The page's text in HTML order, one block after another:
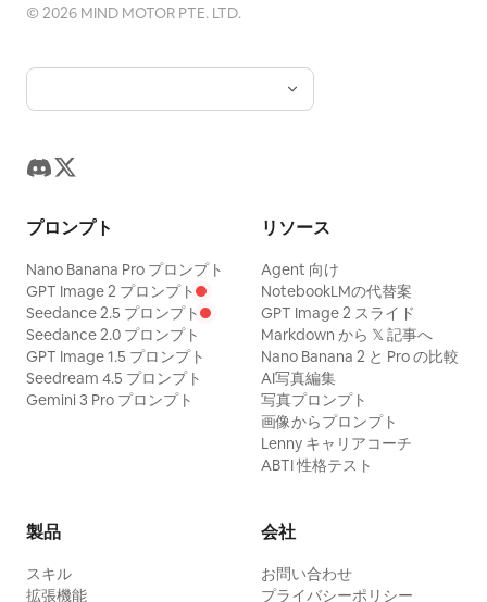
©2026 MIND MOTOR PTE. LTD.
プロンプト
Nano Banana Pro プロンプト
GPT Image 2 プロンプト
Seedance 2.5 プロンプト
Seedance 2.0 プロンプト
GPT Image 1.5 プロンプト
Seedream 4.5 プロンプト
Gemini 3 Pro プロンプト
リソース
Agent 向け
NotebookLMの代替案
GPT Image 2 スライド
Markdown から 𝕏 記事へ
Nano Banana 2 と Pro の比較
AI写真編集
写真プロンプト
画像からプロンプト
Lenny キャリアコーチ
ABTI 性格テスト
製品
スキル
拡張機能
会社
お問い合わせ
プライバシーポリシー